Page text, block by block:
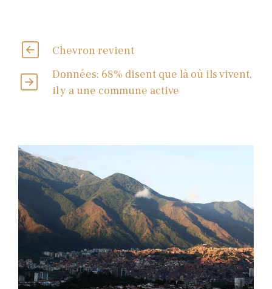
Chevron revient
Données: 68% disent que là où ils vivent,
il y a une commune active